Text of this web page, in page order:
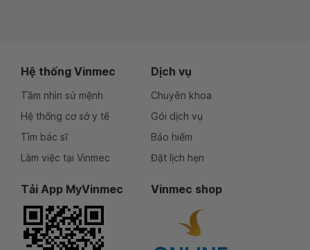
Hệ thống Vinmec
Tầm nhìn sứ mệnh
Hệ thống cơ sở y tế
Tìm bác sĩ
Làm việc tại Vinmec
Dịch vụ
Chuyên khoa
Gói dịch vụ
Bảo hiểm
Đặt lịch hẹn
Tải App MyVinmec Vinmec shop